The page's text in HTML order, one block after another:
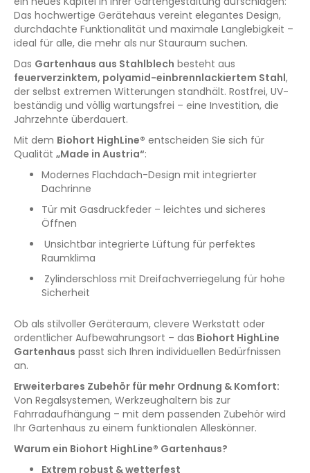
Das hochwertige Gerätehaus vereint elegantes Design,
durchdachte Funktionalität und maximale Langlebigkeit –
ideal für alle, die mehr als nur Stauraum suchen.
Das Gartenhaus aus Stahlblech besteht aus
feuerverzinktem, polyamid-einbrennlackiertem Stahl,
der selbst extremen Witterungen standhält. Rostfrei, UV-
beständig und völlig wartungsfrei – eine Investition, die
Jahrzehnte überdauert.
Mit dem Biohort HighLine® entscheiden Sie sich für
Qualität „Made in Austria“:
Modernes Flachdach-Design mit integrierter
Dachrinne
Tür mit Gasdruckfeder – leichtes und sicheres
Öffnen
Unsichtbar integrierte Lüftung für perfektes
Raumklima
Zylinderschloss mit Dreifachverriegelung für hohe
Sicherheit
Ob als stilvoller Geräteraum, clevere Werkstatt oder
ordentlicher Aufbewahrungsort – das Biohort HighLine
Gartenhaus passt sich Ihren individuellen Bedürfnissen
an.
Erweiterbares Zubehör für mehr Ordnung & Komfort:
Von Regalsystemen, Werkzeughaltern bis zur
Fahrradaufhängung – mit dem passenden Zubehör wird
Ihr Gartenhaus zu einem funktionalen Alleskönner.
Warum ein Biohort HighLine® Gartenhaus?
Extrem robust & wetterfest